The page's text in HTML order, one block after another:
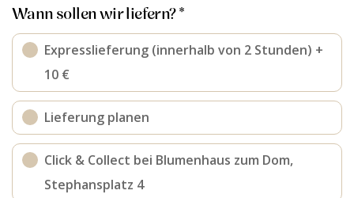
Wann sollen wir liefern? *
Expresslieferung (innerhalb von 2 Stunden) +
10 €
Lieferung planen
Click & Collect bei Blumenhaus zum Dom,
Stephansplatz 4